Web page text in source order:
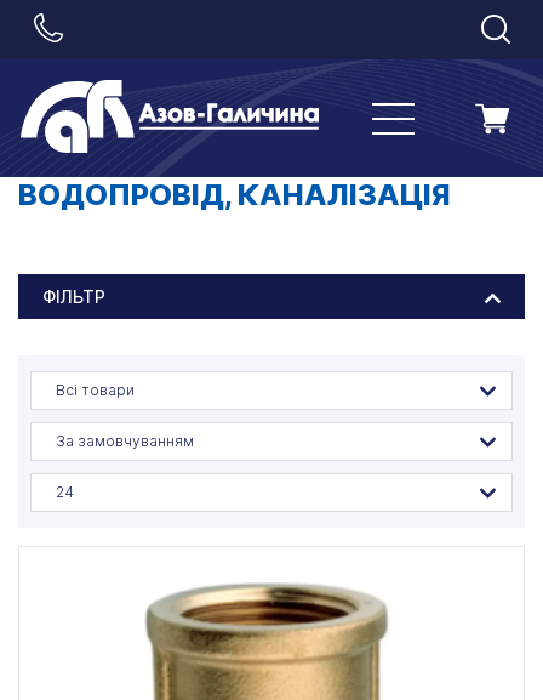
ВОДОПРОВІД, КАНАЛІЗАЦІЯ
ФІЛЬТР
Всі товари
За замовчуванням
24